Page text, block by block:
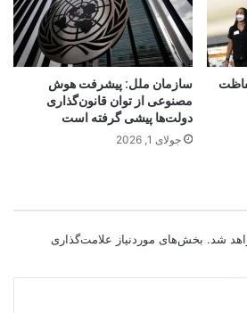
سازمان ملل: پیشرفت هوش
مصنوعی از توان قانون‌گذاری
دولت‌ها پیشی گرفته است
جولای 1, 2026
شد. بخش‌های موردنیاز علامت‌گذاری